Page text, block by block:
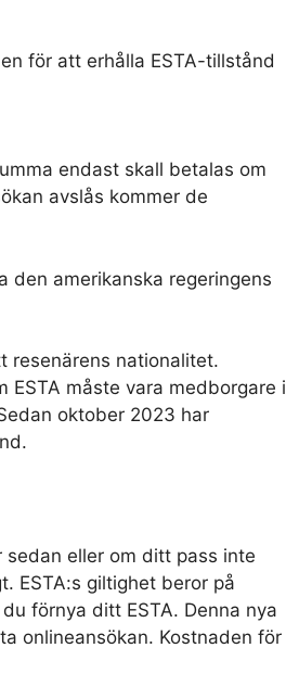
för att erhålla ESTA-tillstånd
endast skall betalas om
avslås kommer de
den amerikanska regeringens
resenärens nationalitet.
ESTA måste vara medborgare i
oktober 2023 har
eller om ditt pass inte
ESTA:s giltighet beror på
förnya ditt ESTA. Denna nya
onlineansökan. Kostnaden för